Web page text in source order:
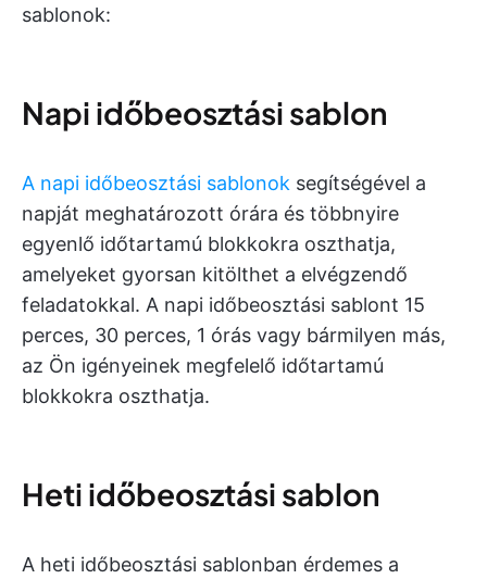
sablonok:
Napi időbeosztási sablon
A napi időbeosztási sablonok segítségével a
napját meghatározott órára és többnyire
egyenlő időtartamú blokkokra oszthatja,
amelyeket gyorsan kitölthet a elvégzendő
feladatokkal. A napi időbeosztási sablont 15
perces, 30 perces, 1 órás vagy bármilyen más,
az Ön igényeinek megfelelő időtartamú
blokkokra oszthatja.
Heti időbeosztási sablon
A heti időbeosztási sablonban érdemes a